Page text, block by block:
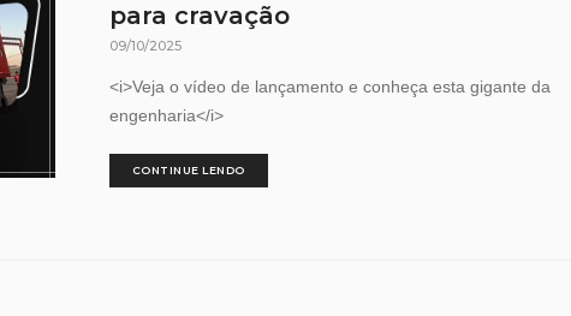
para cravação
09/10/2025
<i>Veja o vídeo de lançamento e conheça esta gigante da
engenharia</i>
CONTINUE LENDO